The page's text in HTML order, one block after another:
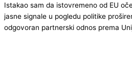
Istakao sam da istovremeno od EU
jasne signale u pogledu politike
odgovoran partnerski odnos prema